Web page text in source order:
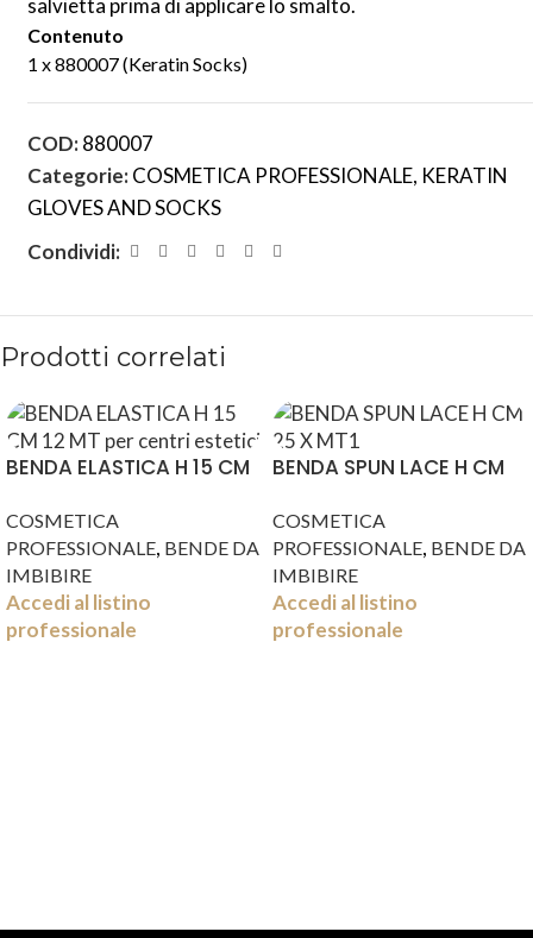
salvietta prima di applicare lo smalto.
Contenuto
1 x 880007 (Keratin Socks)
COD:880007
Categorie:COSMETICA PROFESSIONALE, KERATIN
GLOVES AND SOCKS
Condividi:
Prodotti correlati
BENDA ELASTICA H 15 CM
COSMETICA
PROFESSIONALE, BENDE DA
IMBIBIRE
Accedi al listino
professionale
BENDA SPUN LACE H CM
COSMETICA
PROFESSIONALE, BENDE DA
IMBIBIRE
Accedi al listino
professionale